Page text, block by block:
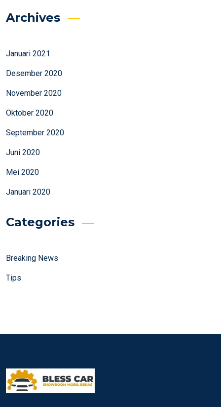
Archives
Januari 2021
Desember 2020
November 2020
Oktober 2020
September 2020
Juni 2020
Mei 2020
Januari 2020
Categories
Breaking News
Tips